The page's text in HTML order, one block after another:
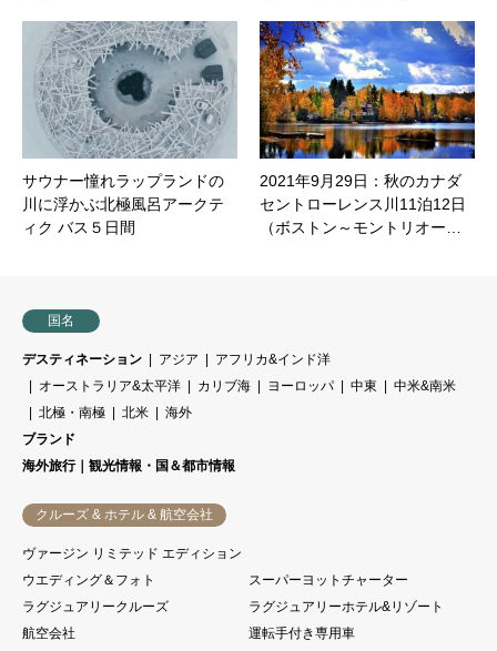
サウナー憧れラップランドの
川に浮かぶ北極風呂アークテ
ィク バス５日間
2021年9月29日：秋のカナダ
セントローレンス川11泊12日
（ボストン～モントリオー…
国名
デスティネーション アジア
アフリカ&インド洋
オーストラリア&太平洋
カリブ海 ヨーロッパ 中東
中米&南米
北極・南極
北米
海外
ブランド
海外旅行｜観光情報・国＆都市情報
クルーズ & ホテル & 航空会社
ヴァージン リミテッド エディション
ウエディング＆フォト
スーパーヨットチャーター
ラグジュアリークルーズ
ラグジュアリーホテル&リゾート
航空会社
運転手付き専用車